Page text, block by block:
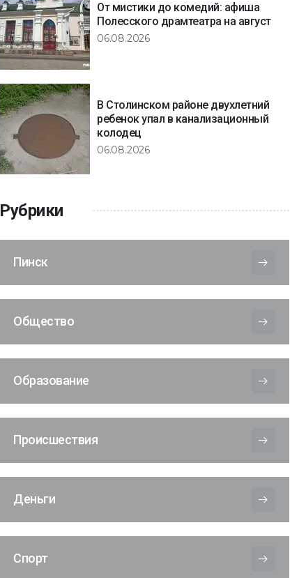
От мистики до комедий: афиша
Полесского драмтеатра на август
06.08.2026
В Столинском районе двухлетний
ребенок упал в канализационный
колодец
06.08.2026
Рубрики
Пинск
Общество
Образование
Происшествия
Деньги
Спорт